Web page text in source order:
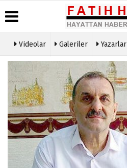
Haber
Günün
Haberleri
Biyografiler
Videolar Galeriler Yazarlar